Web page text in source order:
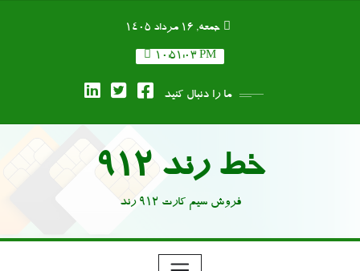
جمعه, ۱۶ مرداد ۱۴۰۵
10:51:04 PM
ما را دنبال کنید
خط رند 912
فروش سیم کارت 912 رند